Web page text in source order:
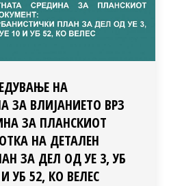
НА
ЗА ВЛИЈАНИЕТО ВРЗ
ЗА ПЛАНСКИОТ
НА ДЕТАЛЕН
ЗА ДЕЛ ОД УЕ 3, УБ
УБ 52, КО ВЕЛЕС